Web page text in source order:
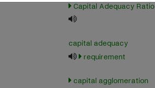
Capital Adequacy Ratio
capital adequacy
requirement
capital agglomeration